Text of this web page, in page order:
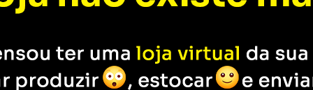
Todos os Produtos Filtro Produtos